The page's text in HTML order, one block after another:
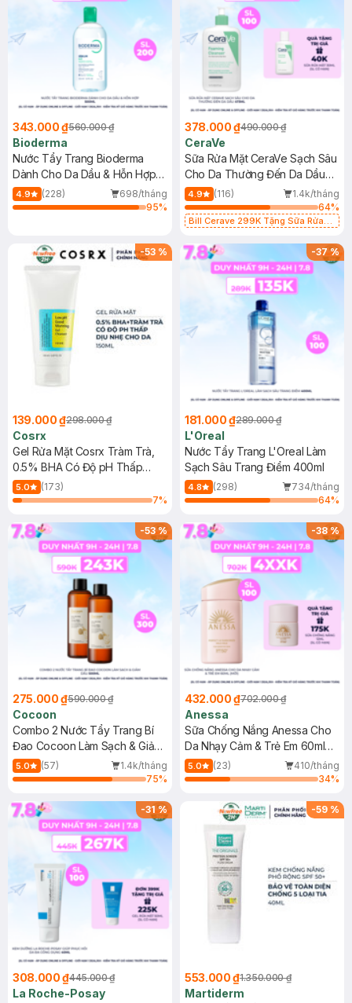
343.000 ₫560.000 ₫
Bioderma
Nước Tẩy Trang Bioderma
Dành Cho Da Dầu & Hỗn Hợp
500ml
4.9 (228)
698/tháng
95%
378.000 ₫490.000 ₫
CeraVe
Sữa Rửa Mặt CeraVe Sạch Sâu
Cho Da Thường Đến Da Dầu
473ml
4.9 (116)
1.4k/tháng
64%
Bill Cerave 299K Tặng Sữa Rửa
-53 %
139.000 ₫298.000 ₫
Cosrx
Gel Rửa Mặt Cosrx Tràm Trà,
0.5% BHA Có Độ pH Thấp
150ml
5.0
(173)
7%
-37%
181.000 ₫289.000 ₫
L'Oreal
Nước Tẩy Trang L'Oreal Làm
Sạch Sâu Trang Điểm 400ml
4.8 (298)
734/tháng
64%
-53%
275.000 ₫590.000 ₫
Cocoon
Combo 2 Nước Tẩy Trang Bí
Đao Cocoon Làm Sạch & Giảm
Dầu 500ml
5.0 (57)
1.4k/tháng
75%
-38%
432.000 ₫702.000 ₫
Anessa
Sữa Chống Nắng Anessa Cho
Da Nhạy Cảm & Trẻ Em 60ml
(Mới)
5.0 (23)
410/tháng
34%
-31%
308.000 ₫445.000 ₫
La Roche-Posay
-59 %
553.000 ₫1.350.000 ₫
Martiderm